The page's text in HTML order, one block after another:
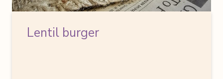
Lentil burger